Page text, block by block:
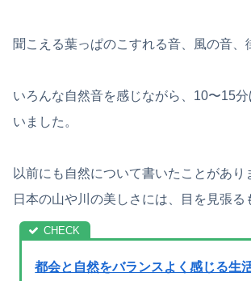
聞こえる葉っぱのこすれる音、風の音、
いろんな自然音を感じながら、10〜15
いました。
以前にも自然について書いたことがあり
日本の山や川の美しさには、目を見張る
都会と自然をバランスよく感じる生